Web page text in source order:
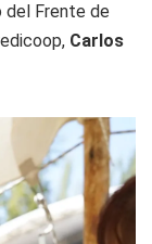
del Frente de
Carlos